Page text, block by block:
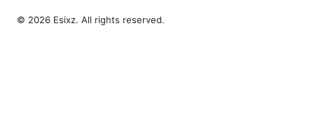
© 2026 Esixz. All rights reserved.